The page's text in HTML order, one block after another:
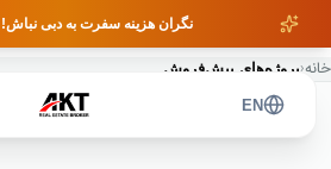
Skip to main contentنگران هزینه سفرت به دبی نباش!
EN
خانه‹پروژه‌های پیش‌فروش